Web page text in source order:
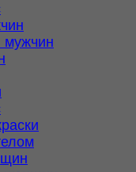
мужчин